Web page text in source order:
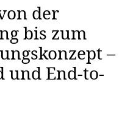
der
bis zum
–
und End-to-